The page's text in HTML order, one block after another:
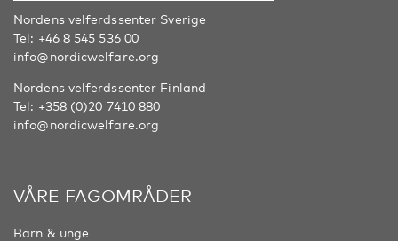
Nordens velferdssenter Sverige
Tel: +46 8 545 536 00
info@nordicwelfare.org
Nordens velferdssenter Finland
Tel: +358 (0)20 7410 880
info@nordicwelfare.org
VÅRE FAGOMRÅDER
Barn & unge